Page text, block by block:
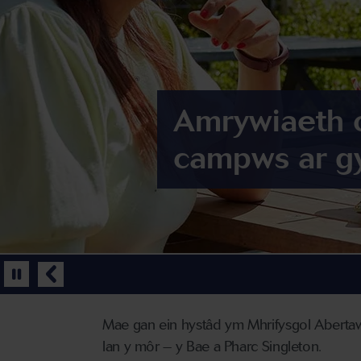
Amgylchedd
fyfyrwyr,
Amrywiaeth
campws ar
Arweinydd
Mae gan ein hystâd ym Mhrifysgol
lan y môr – y Bae a Pharc Singleton.